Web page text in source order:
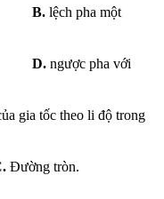
B. lệch pha một
D. ngược pha với
gia tốc theo li độ trong
Đường tròn.